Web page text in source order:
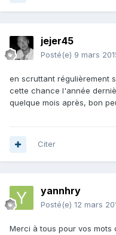
jejer45
Posté(e) 9 mars
en scruttant régulièrement
cette chance l'année
quelque mois après, bon
Citer
yannhry
Posté(e) 12 mars
Merci à tous pour vos mots